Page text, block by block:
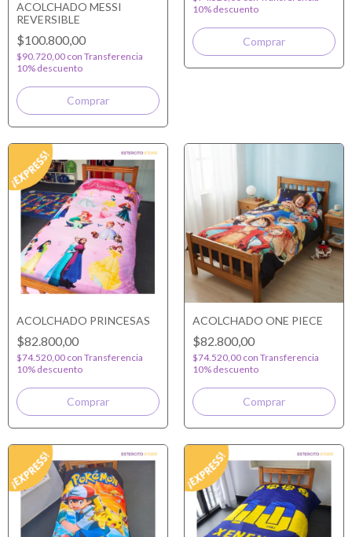
ACOLCHADO MESSI
REVERSIBLE
$100.800,00
$90.720,00 con Transferencia
10% descuento
10% descuento
ACOLCHADO PRINCESAS
$82.800,00
$74.520,00 con Transferencia
10% descuento
ACOLCHADO ONE PIECE
$82.800,00
$74.520,00 con Transferencia
10% descuento